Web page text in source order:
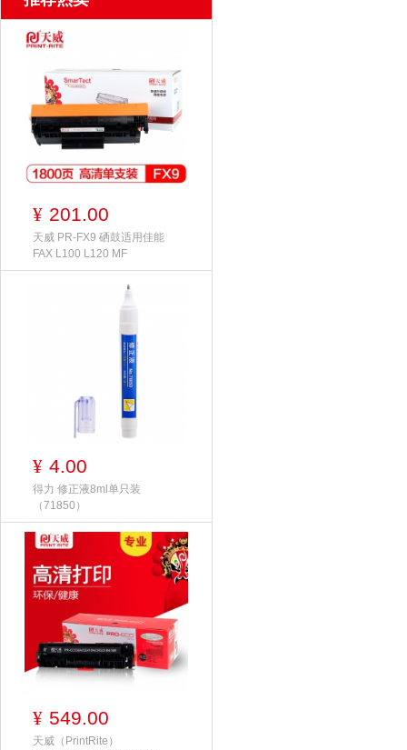
¥ 201.00
天威 PR-FX9 硒鼓适用佳能
FAX L100 L120 MF
¥ 4.00
得力 修正液8ml单只装
（71850）
¥ 549.00
天威（PrintRite）